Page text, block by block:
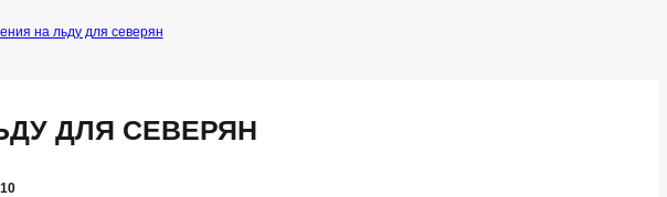
на льду для северян
ДЛЯ СЕВЕРЯН